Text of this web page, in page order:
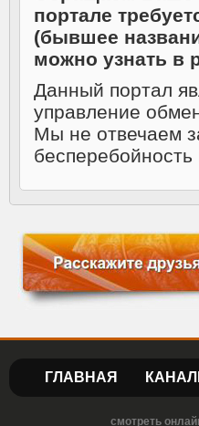
портале
(бывшее
можно узнать в
Данный портал
управление
Мы не отвечаем
ГЛАВНАЯ
смотреть